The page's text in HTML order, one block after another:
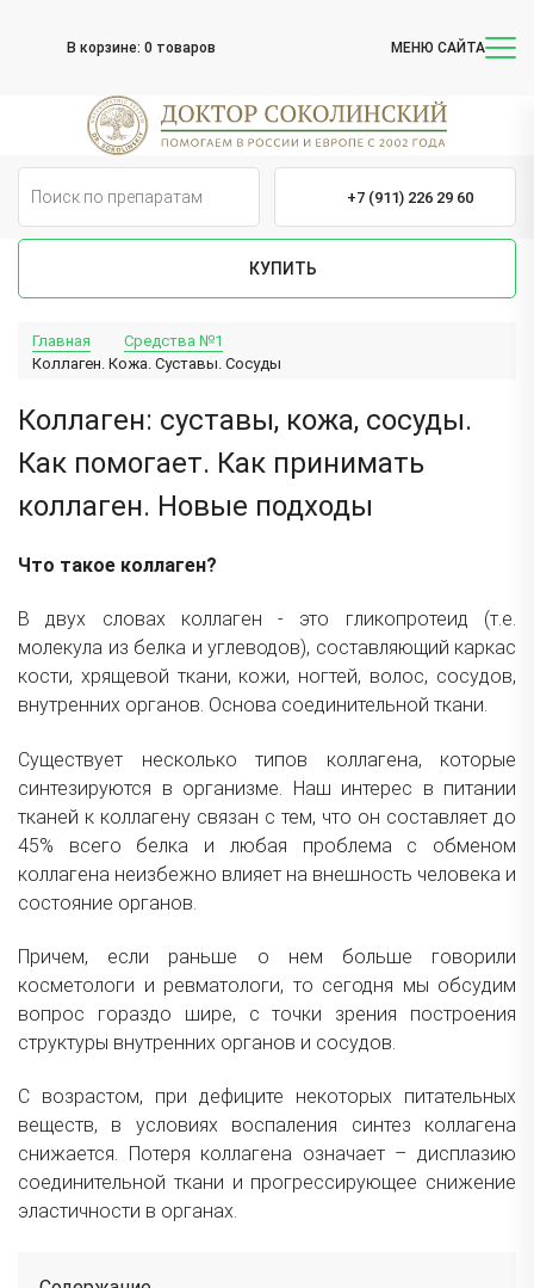
В корзине: 0 товаров МЕНЮ САЙТА
+7 (911) 226 29 60
КУПИТЬ
Главная
Средства №1
Коллаген. Кожа. Суставы. Сосуды
Коллаген: суставы, кожа, сосуды.
Как помогает. Как принимать
коллаген. Новые подходы
Что такое коллаген?
В двух словах коллаген - это гликопротеид (т.е.
молекула из белка и углеводов), составляющий каркас
кости, хрящевой ткани, кожи, ногтей, волос, сосудов,
внутренних органов. Основа соединительной ткани.
Существует несколько типов коллагена, которые
синтезируются в организме. Наш интерес в питании
тканей к коллагену связан с тем, что он составляет до
45% всего белка и любая проблема с обменом
коллагена неизбежно влияет на внешность человека и
состояние органов.
Причем, если раньше о нем больше говорили
косметологи и ревматологи, то сегодня мы обсудим
вопрос гораздо шире, с точки зрения построения
структуры внутренних органов и сосудов.
С возрастом, при дефиците некоторых питательных
веществ, в условиях воспаления синтез коллагена
снижается. Потеря коллагена означает – дисплазию
соединительной ткани и прогрессирующее снижение
эластичности в органах.